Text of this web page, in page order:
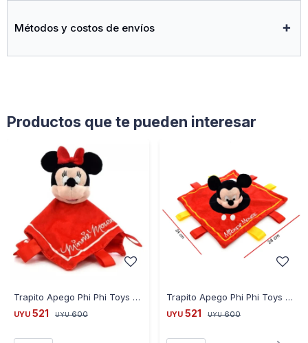
Métodos y costos de envíos
Productos que te pueden interesar
Trapito Apego Phi Phi Toys Disney Minnie
UYU 521 UYU 600
Trapito Apego Phi Phi Toys Disney Mickey
UYU 521 UYU 600